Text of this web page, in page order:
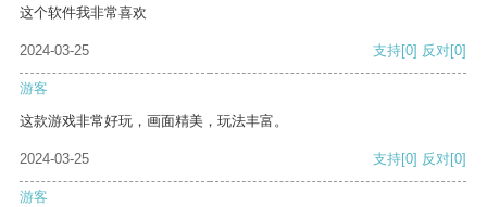
这个软件我非常喜欢
2024-03-25 支持[0] 反对[0]
游客
这款游戏非常好玩，画面精美，玩法丰富。
2024-03-25 支持[0] 反对[0]
游客